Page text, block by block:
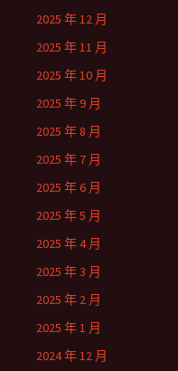
2025 年 12 月
2025 年 11 月
2025 年 10 月
2025 年 9 月
2025 年 8 月
2025 年 7 月
2025 年 6 月
2025 年 5 月
2025 年 4 月
2025 年 3 月
2025 年 2 月
2025 年 1 月
2024 年 12 月